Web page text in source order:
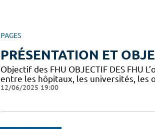
PAGES
PRÉSENTATION ET
Objectif des FHU OBJECTIF DES FHU
entre les hôpitaux, les universités,
12/06/2025 19:00